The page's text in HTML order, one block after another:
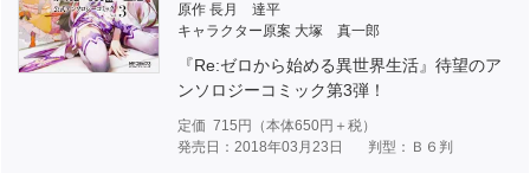
原作 長月 達平
キャラクター原案 大塚 真一郎
『Re:ゼロから始める異世界生活』待望のア
ンソロジーコミック第3弾！
定価 715 円（本体650円＋税）
発売日：2018年03月23日
判型：Ｂ６判